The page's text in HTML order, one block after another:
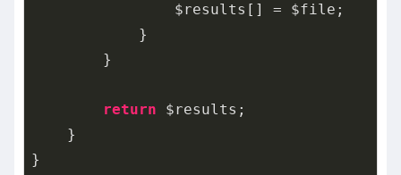
                $results[] = $file;
            }
        }
return $results;
    }
}